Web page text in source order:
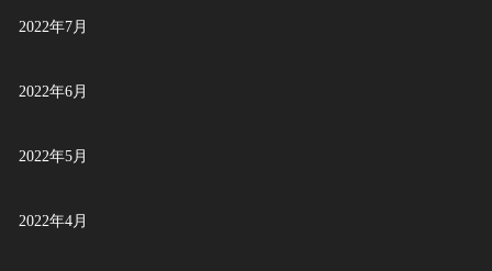
2022年7月
2022年6月
2022年5月
2022年4月